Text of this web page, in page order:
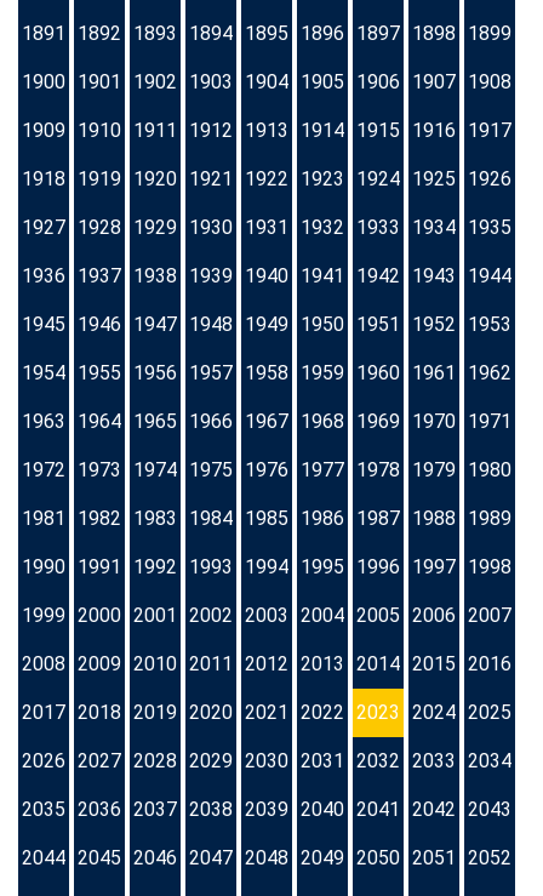
1891 1892 1893 1894 1895 1896 1897 1898 1899
1900 1901 1902 1903 1904 1905 1906 1907 1908
1909 1910 1911 1912 1913 1914 1915 1916 1917
1918 1919 1920 1921 1922 1923 1924 1925 1926
1927 1928 1929 1930 1931 1932 1933 1934 1935
1936 1937 1938 1939 1940 1941 1942 1943 1944
1945 1946 1947 1948 1949 1950 1951 1952 1953
1954 1955 1956 1957 1958 1959 1960 1961 1962
1963 1964 1965 1966 1967 1968 1969 1970 1971
1972 1973 1974 1975 1976 1977 1978 1979 1980
1981 1982 1983 1984 1985 1986 1987 1988 1989
1990 1991 1992 1993 1994 1995 1996 1997 1998
1999 2000 2001 2002 2003 2004 2005 2006 2007
2008 2009 2010 2011 2012 2013 2014 2015 2016
2017 2018 2019 2020 2021 2022 2023 2024 2025
2026 2027 2028 2029 2030 2031 2032 2033 2034
2035 2036 2037 2038 2039 2040 2041 2042 2043
2044 2045 2046 2047 2048 2049 2050 2051 2052